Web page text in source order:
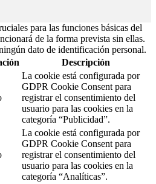
para las funciones básicas del
de la forma prevista sin ellas.
dato de identificación personal.
Descripción
La cookie está configurada por
GDPR Cookie Consent para
registrar el consentimiento del
usuario para las cookies en la
categoría “Publicidad”.
La cookie está configurada por
GDPR Cookie Consent para
registrar el consentimiento del
usuario para las cookies en la
categoría “Analíticas”.